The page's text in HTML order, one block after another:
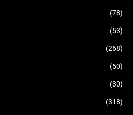
(78)
(53)
(268)
(50)
(30)
(318)